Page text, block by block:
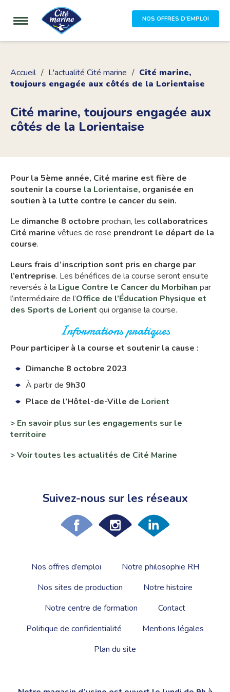
NOS OFFRES D'EMPLOI
Accueil L'actualité Cité marine
Cité marine,
toujours engagée aux côtés de la Lorientaise
Cité marine, toujours engagée aux
côtés de la Lorientaise
Pour la 5ème année, Cité marine est fière de
soutenir la course la Lorientaise, organisée en
soutien à la lutte contre le cancer du sein.
Le dimanche 8 octobre prochain, les collaboratrices
Cité marine vêtues de rose prendront le départ de la
course.
Leurs frais d’inscription sont pris en charge par
l’entreprise. Les bénéfices de la course seront ensuite
reversés à la Ligue Contre le Cancer du Morbihan par
l’intermédiaire de l’Office de l’Éducation Physique et
des Sports de Lorient qui organise la course.
Informations pratiques
Pour participer à la course et soutenir la cause :
Dimanche 8 octobre 2023
À partir de 9h30
Place de l’Hôtel-de-Ville de Lorient
> En savoir plus sur les engagements sur le
territoire
> Voir toutes les actualités de Cité Marine
Suivez-nous sur les réseaux
Nos offres d’emploi
Notre philosophie RH
Nos sites de production
Notre histoire
Notre centre de formation
Contact
Politique de confidentialité
Mentions légales
Plan du site